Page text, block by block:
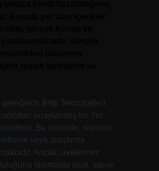
gereğince Bilgi Teknolojileri
onaylanmış bir Yer
Bu nedenle, sitedeki
veya araştırma
Ancak, üyelerimiz
taşımakta olup, siteye